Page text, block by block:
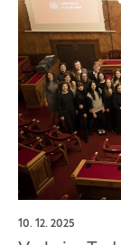
10. 12. 2025